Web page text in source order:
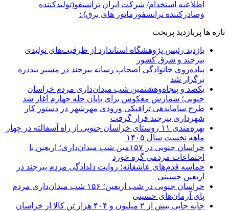
اطلاعیه استخدام/ شرکت ایران ترانسفو(تولیدکننده
وصادرکننده ترانسفورماتور های برق) :
تازه ها پربازدید پربحث
بازدید رئیس پژوهشگاه استاندارد از ظرفیت‌های تولیدی
بیرجند و شرق کشور
پیاده‌روی خانوادگی اصحاب رسانه بیرجند در مسیر بنددره
برگزار شد
یکصد و پنجاه‌وهشتمین شب میدان‌داری مردم خراسان
جنوبی؛ شمارش معکوس برای پایان چله چهارم آغاز شد
طرح ساماندهی ترافیکی ورودی مهرشهر در دستور کار
شهرداری بیرجند قرار گرفت
بهره‌مندی ۱۱ روستای خراسان جنوبی از راه آسفالته در چهار
ماهه نخست سال ۱۴۰۵
خراسان جنوبی در ۱۵۷مین شب میدان‌داری؛ اربعین با
اجتماعات مردمی گره خورد
حماسه قدم‌های عاشقانه؛ روایت دلدادگی مردم بیرجند در
اربعین حسینی
خراسان جنوبی در شب اربعین؛ ۱۵۶ شب میدان‌داری مردم
پای آرمان‌های حسینی
جابه جایی بیش از ۲ میلیون و ۴۰۴ هزار تن کالا از خراسان